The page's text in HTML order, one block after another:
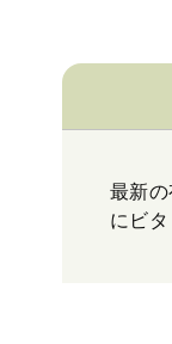
最新
にビ